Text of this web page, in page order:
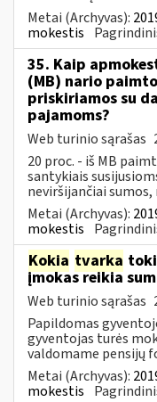
Metai (Archyvas):
mokestis
35. Kaip
(MB) nario
priskiriamos su
pajamoms?
Web turinio sąrašas
20 proc. - iš MB
santykiais
neviršijančiai sumos,
Metai (Archyvas):
mokestis
Kokia tvarka
įmokas reikia
Web turinio sąrašas
Papildomas
gyventojas turės
valdomame pensijų
Metai (Archyvas):
mokestis